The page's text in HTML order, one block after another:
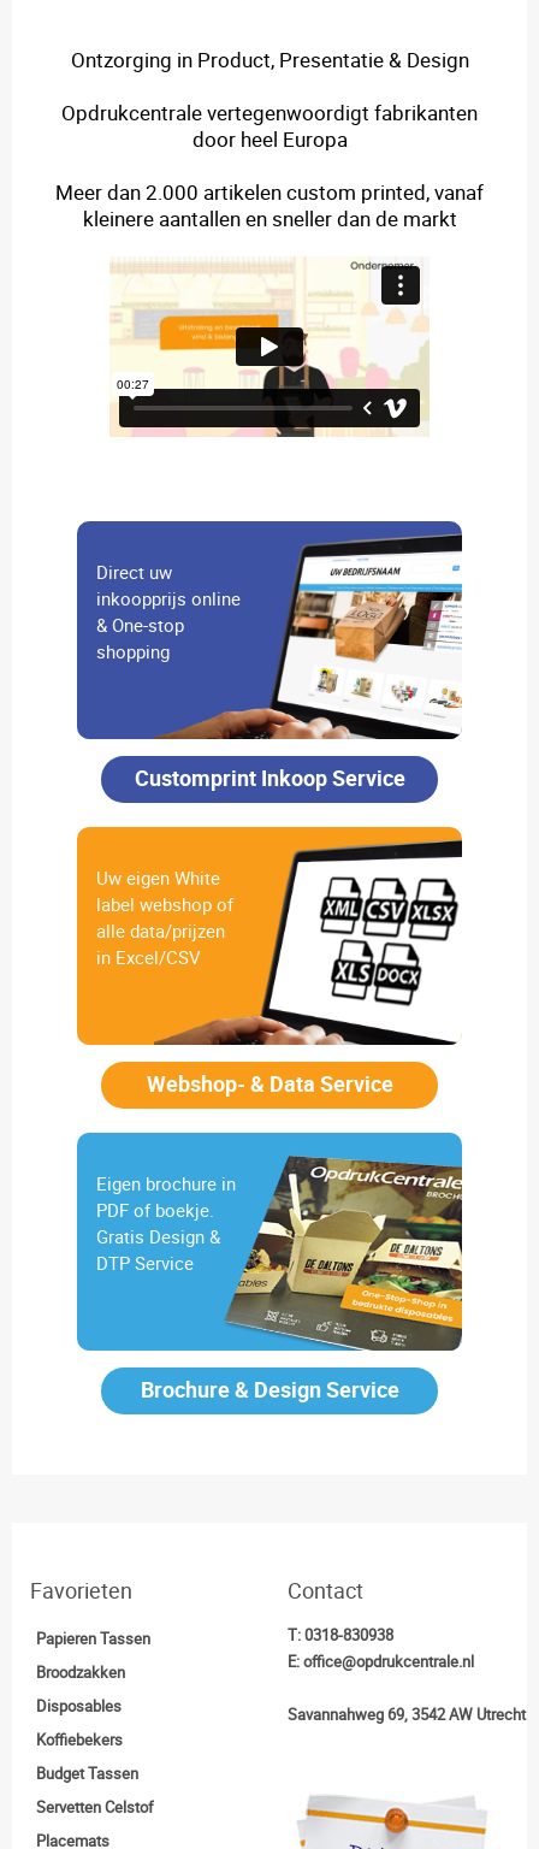
Ontzorging in Product, Presentatie & Design
Opdrukcentrale vertegenwoordigt fabrikanten
door heel Europa
Meer dan 2.000 artikelen custom printed, vanaf
kleinere aantallen en sneller dan de markt
Direct uw
inkoopprijs online
& One-stop
shopping
Customprint Inkoop Service
Uw eigen White
label webshop of
alle data/prijzen
in Excel/CSV
Webshop- & Data Service
Eigen brochure in
PDF of boekje.
Gratis Design &
DTP Service
Brochure & Design Service
Favorieten
Papieren Tassen
Broodzakken
Disposables
Koffiebekers
Budget Tassen
Servetten Celstof
Placemats
Contact
T:0318-830938
E:office@opdrukcentrale.nl
Savannahweg 69, 3542 AW Utrecht